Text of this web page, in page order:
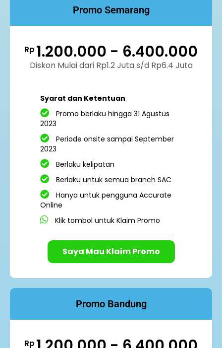
Promo Semarang
Rp 1.200.000 - 6.400.000
Diskon Mulai dari Rp1.2 Juta s/d Rp6.4 Juta
Syarat dan Ketentuan
Promo berlaku hingga 31 Agustus
2023
Periode onsite sampai September
2023
Berlaku kelipatan
Berlaku untuk semua branch SAC
Hanya untuk pengguna Accurate
Online
Klik tombol untuk Klaim Promo
Saya Mau Klaim Promo
Promo Bandung
Rp